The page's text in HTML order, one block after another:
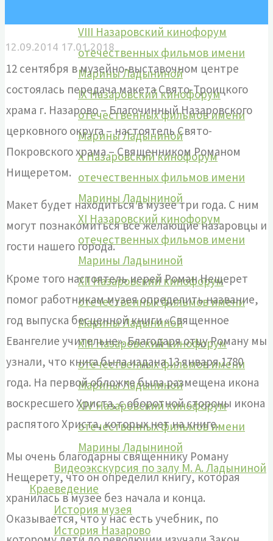
VIII Назаровский кинофорум
отечественных фильмов имени
Марины Ладыниной
IX Назаровский кинофорум
отечественных фильмов имени
Марины Ладыниной
X Назаровский кинофорум
отечественных фильмов имени
Марины Ладыниной
XI Назаровский кинофорум
отечественных фильмов имени
Марины Ладыниной
XII Назаровский кинофорум
отечественных фильмов имени
Марины Ладыниной
XIII Назаровский кинофорум
отечественных фильмов имени
Марины Ладыниной
XIV Назаровский кинофорум
отечественных фильмов имени
Марины Ладыниной
Видеоэкскурсия по залу М. А. Ладыниной
Краеведение
История музея
История Назарово
12.09.2014 17.01.2018
12 сентября в музейно-выставочном центре
состоялась передача макета Свято-Троицкого
храма г. Назарово – Благочинный Назаровского
церковного округа – настоятель Свято-
Покровского храма – Священником Романом
Нищеретом.
Макет будет находиться в музее три года. С ним
могут познакомиться все желающие назаровцы и
гости нашего города.
Кроме того настоятель иерей Роман Нещерет
помог работникам музея определить название,
год выпуска бесценной книги «Священное
Евангелие учительне». Благодаря отцу Роману мы
узнали, что книга была издана 13 января 1780
года. На первой обложке была размещена икона
воскресшего Христа, с оборотной стороны икона
распятого Христа, которых нет на книге.
Мы очень благодарны священнику Роману
Нещерету, что он определил книгу, которая
хранилась в музее без начала и конца.
Оказывается, что у нас есть учебник, по